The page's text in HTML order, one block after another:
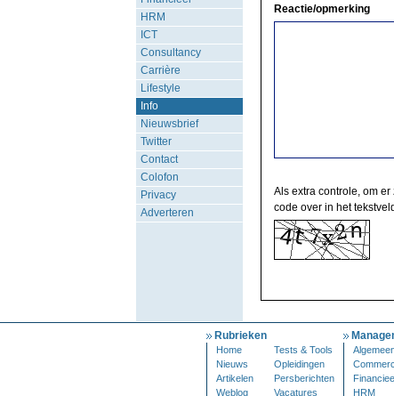
HRM
ICT
Consultancy
Carrière
Lifestyle
Info
Nieuwsbrief
Twitter
Contact
Colofon
Privacy
Adverteren
Reactie/opmerking
Als extra controle, om
code over in het
Rubrieken
Home
Tests & Tools
Nieuws
Opleidingen
Artikelen
Persberichten
Weblog
Vacatures
HRM